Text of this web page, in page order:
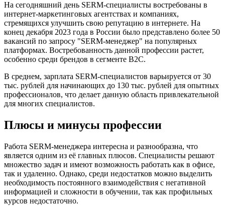
На сегодняшний день SERM-специалисты востребованы в
интернет-маркетинговых агентствах и компаниях,
стремящихся улучшить свою репутацию в интернете. На
конец декабря 2023 года в России было представлено более 50
вакансий по запросу "SERM-менеджер" на популярных
платформах. Востребованность данной профессии растет,
особенно среди брендов в сегменте B2C.
В среднем, зарплата SERM-специалистов варьируется от 30
тыс. рублей для начинающих до 130 тыс. рублей для опытных
профессионалов, что делает данную область привлекательной
для многих специалистов.
Плюсы и минусы профессии
Работа SERM-менеджера интересна и разнообразна, что
является одним из её главных плюсов. Специалисты решают
множество задач и имеют возможность работать как в офисе,
так и удаленно. Однако, среди недостатков можно выделить
необходимость постоянного взаимодействия с негативной
информацией и сложности в обучении, так как профильных
курсов недостаточно.